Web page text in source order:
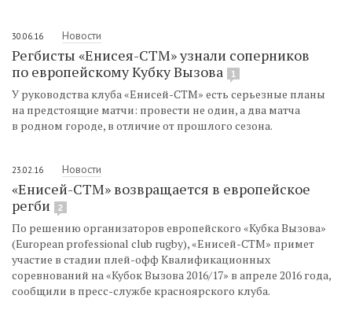
30.06.16 Новости
Регбисты «Енисея-СТМ» узнали соперников
по европейскому Кубку Вызова
1
У руководства клуба «Енисей-СТМ» есть серьезные планы
на предстоящие матчи: провести не один, а два матча
в родном городе, в отличие от прошлого сезона.
23.02.16 Новости
«Енисей-СТМ» возвращается в европейское
регби
2
По решению организаторов европейского «Кубка Вызова»
(European professional club rugby), «Енисей-СТМ» примет
участие в стадии плей-офф Квалификационных
соревнований на «Кубок Вызова 2016/17» в апреле 2016 года,
сообщили в пресс-службе красноярского клуба.